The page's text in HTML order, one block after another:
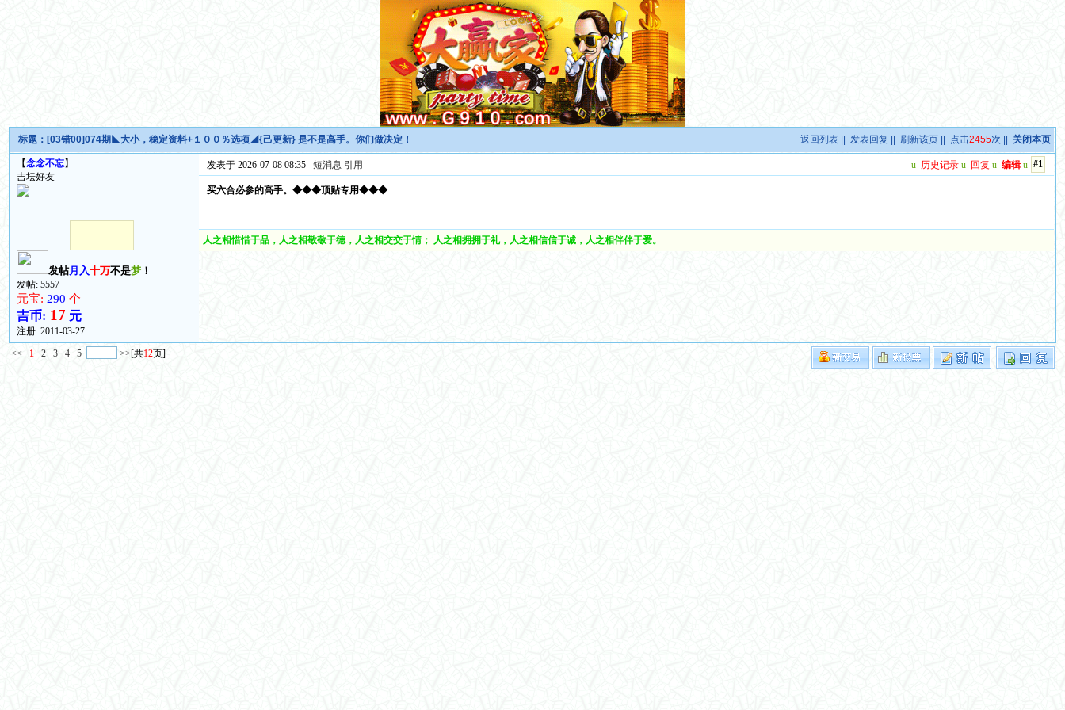
返回列表 ||发表回复 ||刷新该页 || 点击2455次 || 关闭本页
标题： [03错00]074期◣大小，稳定资料+１００％选项◢{己更新} 是不是高手。你们做决定！
【念念不忘】
吉坛好友
发帖月入十万不是梦 ！
发帖: 5557
元宝: 290个
吉币: 17 元
注册:2011-03-27
#1
u 历史记录 u 回复 u 编辑 u
发表于 2026-07-08 08:35短消息 引用
买六合必参的高手。◆◆◆顶贴专用◆◆◆
人之相惜惜于品，人之相敬敬于德，人之相交交于情； 人之相拥拥于礼，人之相信信于诚，人之相伴伴于爱。
<< 1 2 3 4 5 >>[共12页]